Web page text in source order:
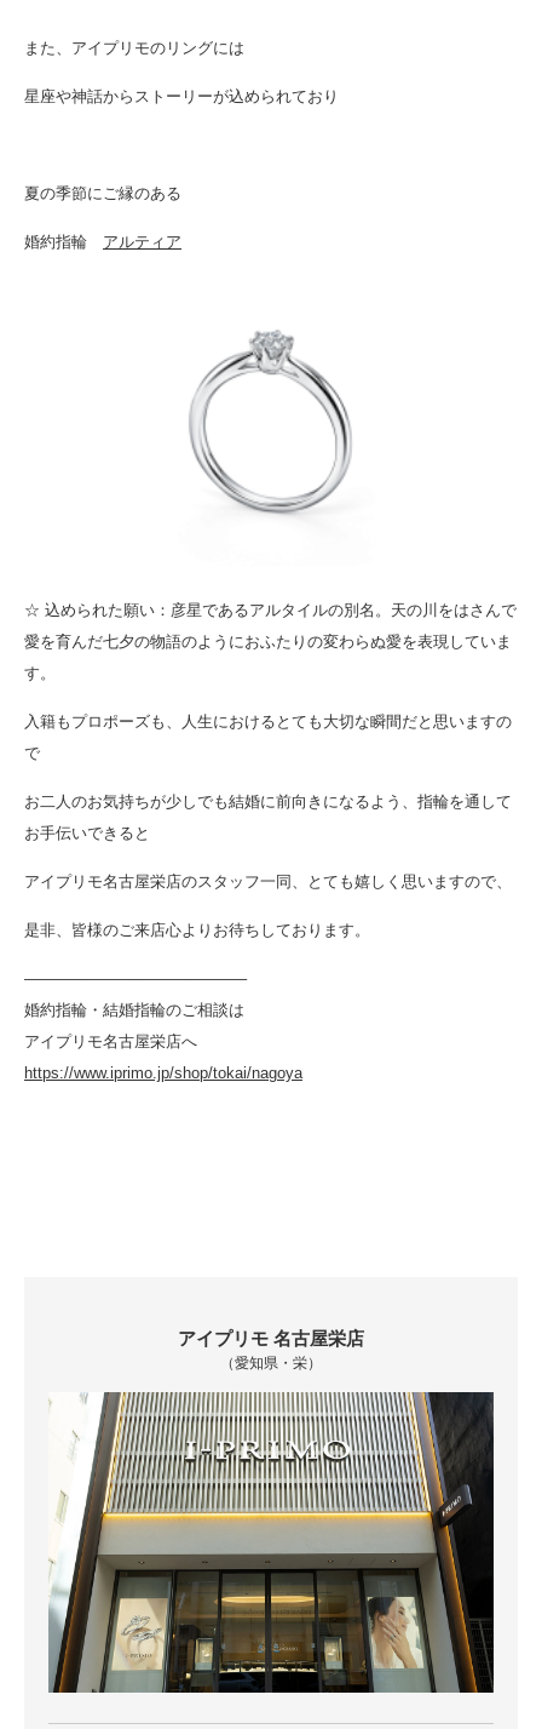
また、アイプリモのリングには
星座や神話からストーリーが込められており
夏の季節にご縁のある
婚約指輪 アルティア
☆ 込められた願い：彦星であるアルタイルの別名。天の川をはさんで
愛を育んだ七夕の物語のようにおふたりの変わらぬ愛を表現していま
す。
入籍もプロポーズも、人生におけるとても大切な瞬間だと思いますの
で
お二人のお気持ちが少しでも結婚に前向きになるよう、指輪を通して
お手伝いできると
アイプリモ名古屋栄店のスタッフ一同、とても嬉しく思いますので、
是非、皆様のご来店心よりお待ちしております。
———–———–———–———–
婚約指輪・結婚指輪のご相談は
アイプリモ名古屋栄店へ
https://www.iprimo.jp/shop/tokai/nagoya
アイプリモ 名古屋栄店
（愛知県・栄）